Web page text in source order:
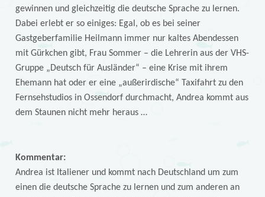
gewinnen und gleichzeitig die deutsche Sprache zu lernen.
Dabei erlebt er so einiges: Egal, ob es bei seiner
Gastgeberfamilie Heilmann immer nur kaltes Abendessen
mit Gürkchen gibt, Frau Sommer – die Lehrerin aus der VHS-
Gruppe „Deutsch für Ausländer“ – eine Krise mit ihrem
Ehemann hat oder er eine „außerirdische“ Taxifahrt zu den
Fernsehstudios in Ossendorf durchmacht, Andrea kommt aus
dem Staunen nicht mehr heraus …
Kommentar:
Andrea ist Italiener und kommt nach Deutschland um zum
einen die deutsche Sprache zu lernen und zum anderen an